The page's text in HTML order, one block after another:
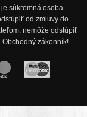
súkromná osoba
od zmluvy do
nemôže odstúpiť
zákonník!